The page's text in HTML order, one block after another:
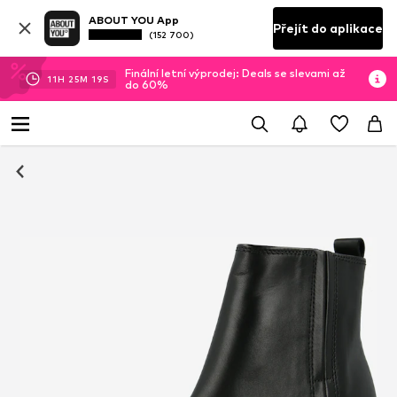
ABOUT YOU App
(152 700) Přejít do aplikace
11H 25M 19S
Finální letní výprodej: Deals se slevami až
do 60%